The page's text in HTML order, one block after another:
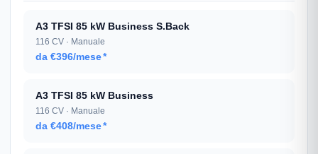
A3 TFSI 85 kW Business S.Back
116 CV · Manuale
da €396/mese*
A3 TFSI 85 kW Business
116 CV · Manuale
da €408/mese*